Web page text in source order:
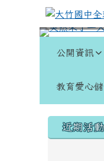
跳至主內容區
大竹國中
公開資訊
教育愛心
左邊
近期活動
頁尾區域